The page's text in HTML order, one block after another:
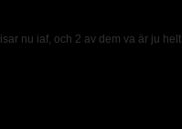
nu iaf, och 2 av dem va är ju helt